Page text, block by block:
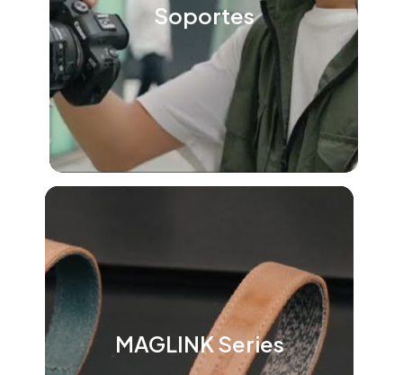
Soportes
MAGLINK Series